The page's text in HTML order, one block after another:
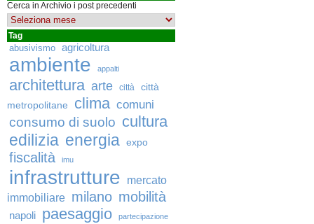
Cerca in Archivio i post precedenti
Tag
abusivismo agricoltura
ambiente appalti
architettura arte città
città
metropolitane
clima comuni
consumo di suolo cultura
edilizia energia expo
fiscalità imu
infrastrutture
mercato
immobiliare milano mobilità
napoli paesaggio partecipazione